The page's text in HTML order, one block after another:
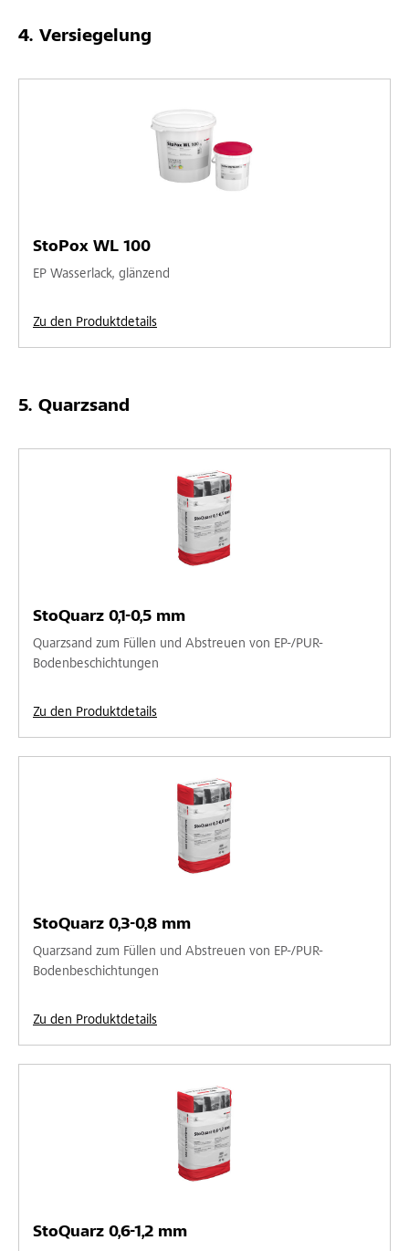
Versiegelung
StoPox WL 100
EP Wasserlack, glänzend
Zu den Produktdetails
Quarzsand
StoQuarz 0,1-0,5 mm
Quarzsand zum Füllen und Abstreuen von EP-/PUR-
Bodenbeschichtungen
Zu den Produktdetails
StoQuarz 0,3-0,8 mm
Quarzsand zum Füllen und Abstreuen von EP-/PUR-
Bodenbeschichtungen
Zu den Produktdetails
StoQuarz 0,6-1,2 mm